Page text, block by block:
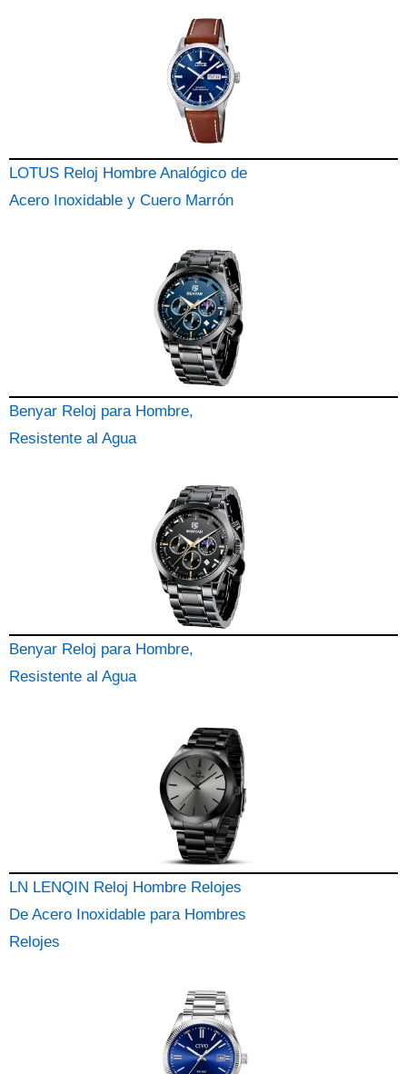
LOTUS Reloj Hombre Analógico de
Acero Inoxidable y Cuero Marrón
Benyar Reloj para Hombre,
Resistente al Agua
Benyar Reloj para Hombre,
Resistente al Agua
LN LENQIN Reloj Hombre Relojes
De Acero Inoxidable para Hombres
Relojes